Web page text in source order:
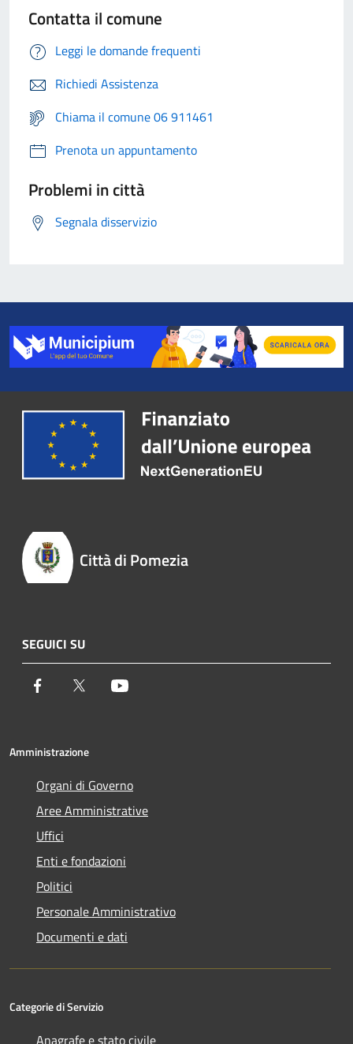
Contatta il comune
Leggi le domande frequenti
Richiedi Assistenza
Chiama il comune 06 911461
Prenota un appuntamento
Problemi in città
Segnala disservizio
Città di Pomezia
SEGUICI SU
Facebook Twitter
Amministrazione
Organi di Governo
Aree Amministrative
Uffici
Enti e fondazioni
Politici
Personale Amministrativo
Documenti e dati
Categorie di Servizio
Anagrafe e stato civile